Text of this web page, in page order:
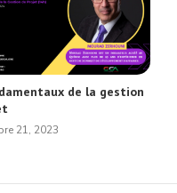
de la gestion
21, 2023